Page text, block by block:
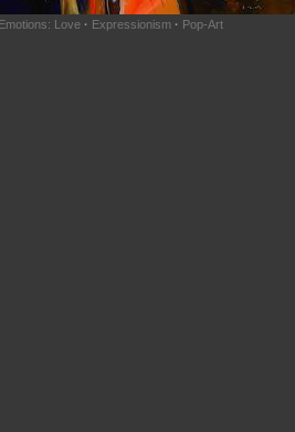
Emotions: Love · Expressionism · Pop-Art